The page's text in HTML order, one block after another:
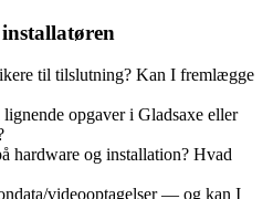
til tilslutning? Kan I fremlægge
opgaver i Gladsaxe eller
hardware og installation? Hvad
videooptagelser — og kan I